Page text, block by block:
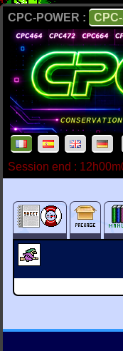
CPC-POWER :
Session end :